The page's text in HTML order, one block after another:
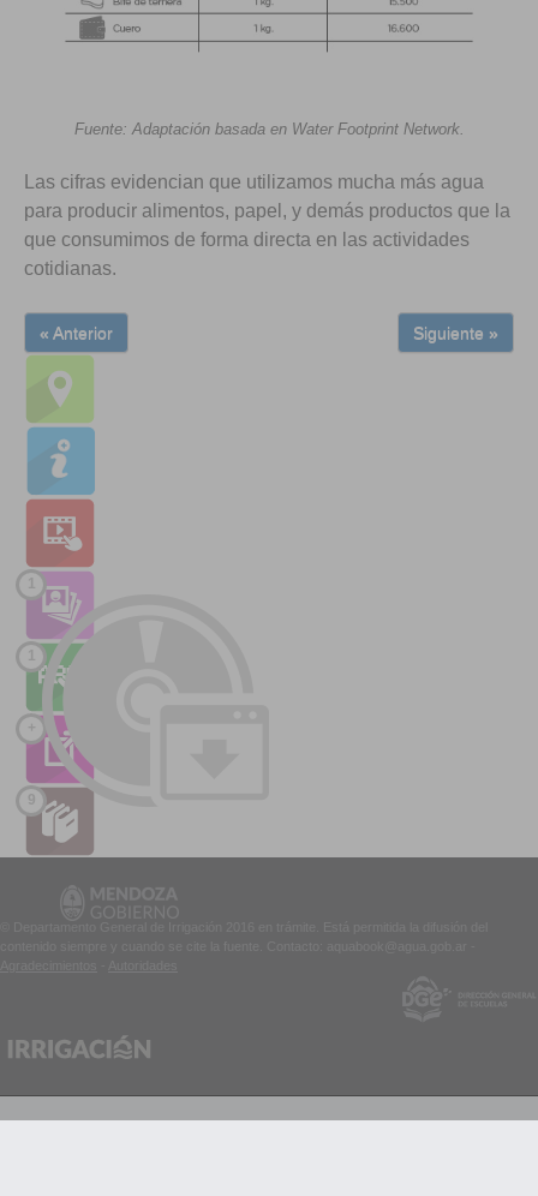
Fuente: Adaptación basada en Water Footprint Network.
Las cifras evidencian que utilizamos mucha más agua
para producir alimentos, papel, y demás productos que la
que consumimos de forma directa en las actividades
cotidianas.
« Anterior Siguiente »
1
1
+
9